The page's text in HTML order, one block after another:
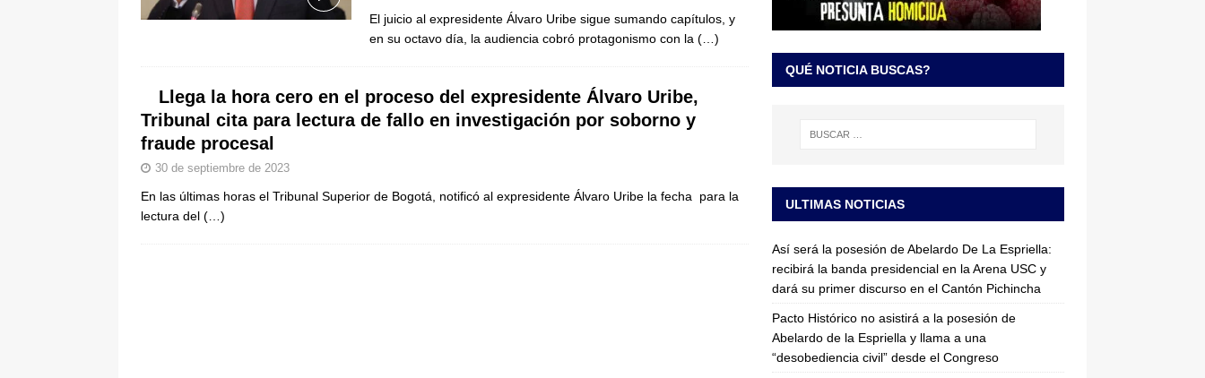
pone bajo la lupa a nuevo proveedor vinculado al entramado empresarial JUDICIALES
Cali se alista para la posesión presidencial: así será la investidura de Abelardo
El juicio al expresidente Álvaro Uribe sigue sumando capítulos, y
en su octavo día, la audiencia cobró protagonismo con la (…)
Llega la hora cero en el proceso del expresidente Álvaro Uribe,
Tribunal cita para lectura de fallo en investigación por soborno y
fraude procesal
30 de septiembre de 2023
En las últimas horas el Tribunal Superior de Bogotá, notificó al expresidente Álvaro Uribe la fecha para la
lectura del (…)
QUÉ NOTICIA BUSCAS?
ULTIMAS NOTICIAS
Así será la posesión de Abelardo De La Espriella:
recibirá la banda presidencial en la Arena USC y
dará su primer discurso en el Cantón Pichincha
Pacto Histórico no asistirá a la posesión de
Abelardo de la Espriella y llama a una
“desobediencia civil” desde el Congreso